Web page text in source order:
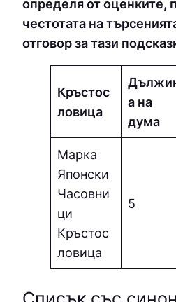
определя от оценките,
честотата на
отговор за тази
Кръстос
ловица
а на
дума
Марка
Японски
Часовни
ци
Кръстос
ловица
5